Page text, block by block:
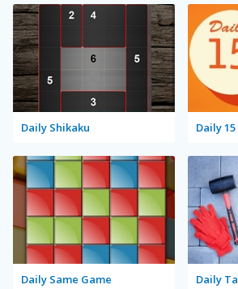
Daily Shikaku Daily
Daily Same Game Daily